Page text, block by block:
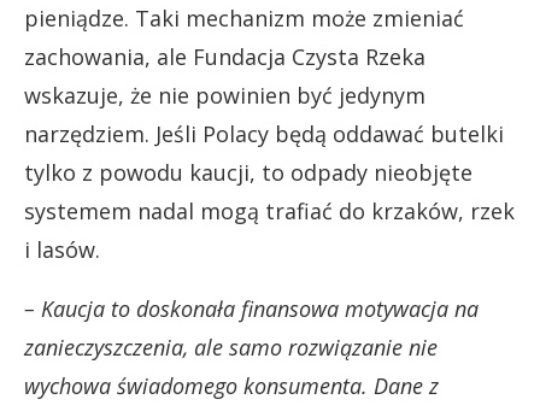
pieniądze. Taki mechanizm może zmieniać
zachowania, ale Fundacja Czysta Rzeka
wskazuje, że nie powinien być jedynym
narzędziem. Jeśli Polacy będą oddawać butelki
tylko z powodu kaucji, to odpady nieobjęte
systemem nadal mogą trafiać do krzaków, rzek
i lasów.
– Kaucja to doskonała finansowa motywacja na
zanieczyszczenia, ale samo rozwiązanie nie
wychowa świadomego konsumenta. Dane z